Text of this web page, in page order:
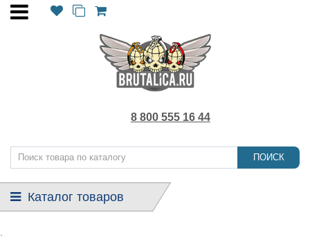
8 800 555 16 44
ПОИСК
Каталог товаров